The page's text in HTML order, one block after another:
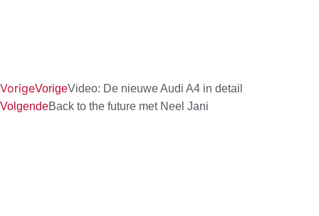
VorigeVorigeVideo: De nieuwe Audi A4 in detail
VolgendeBack to the future met Neel Jani